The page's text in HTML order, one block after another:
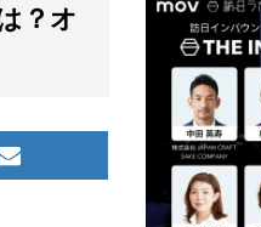
？オ
メ